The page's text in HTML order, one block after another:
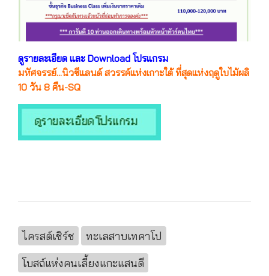
ดูรายละเอียด และ Download โปรแกรม
มหัศจรรย์...นิวซีแลนด์ สวรรค์แห่งเกาะใต้ ที่สุดแห่งฤดูใบไม้ผลิ
10 วัน 8 คืน-SQ
ไครสต์เชิร์ช
ทะเลสาบเทคาโป
โบสถ์แห่งคนเลี้ยงแกะแสนดี